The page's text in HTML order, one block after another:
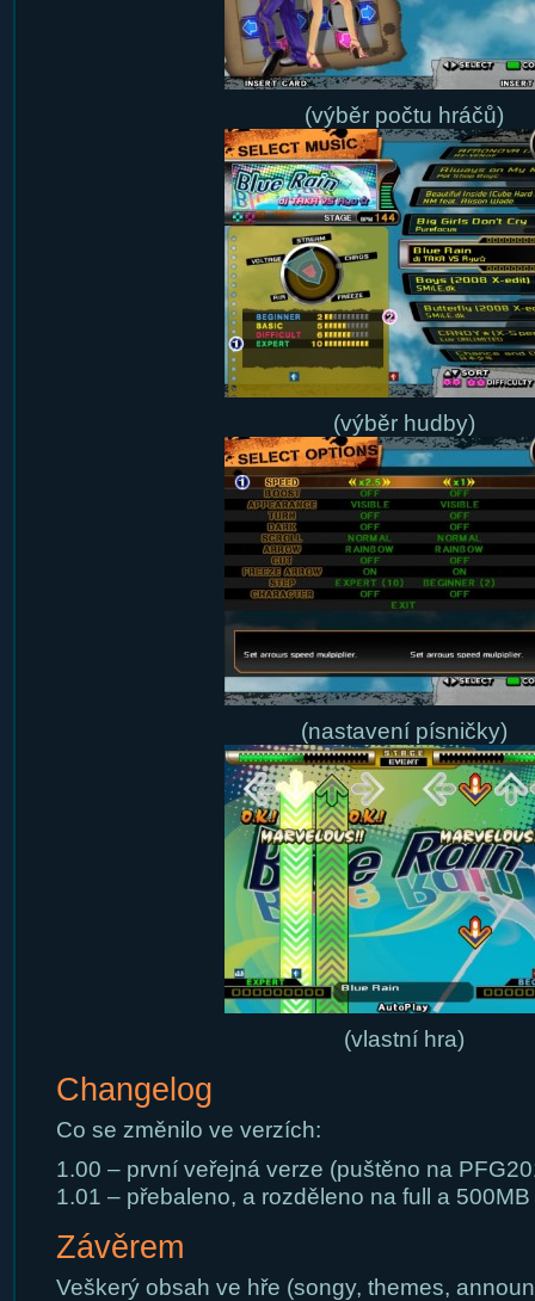
(výběr počtu hráčů)
(výběr hudby)
(nastavení písničky)
(vlastní hra)
Changelog
Co se změnilo ve verzích:
1.00 – první veřejná verze (puštěno na
1.01 – přebaleno, a rozděleno na full a 500MB
Závěrem
Veškerý obsah ve hře (songy, themes,